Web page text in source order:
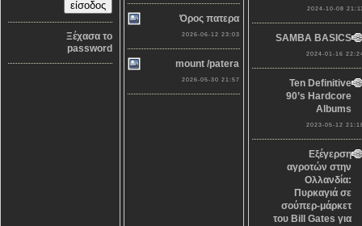
Ξέχασα το
password
Όρος πατερα
2026-06-12 23:03
mount /patera
2026-05-30 21:57
2024-10-08
SAMBA BASICS
2024-01-16
Ten Definitive
90’s Hardcore
Albums
2023-05-12
Εξέγερση
αγροτών στην
Ολλανδία:
Πυρκαγιά σε
σούπερ-μάρκετ
του Bill Gates για